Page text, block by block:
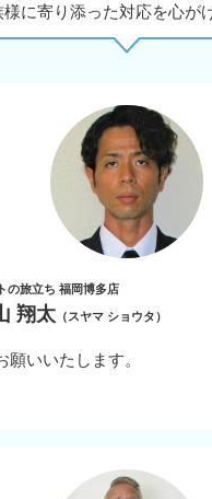
様に寄り添った対応を心が
の旅立ち 福岡博多店
翔太 （スヤマ ショウタ）
願いいたします。